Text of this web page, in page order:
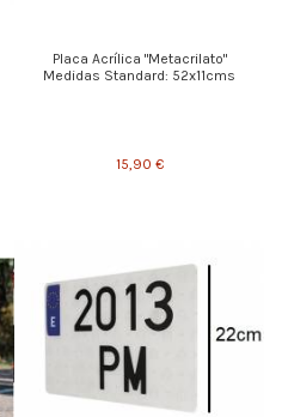
Placa Acrílica "Metacrilato"
Medidas Standard: 52x11cms
15,90 €